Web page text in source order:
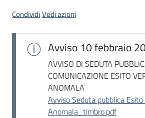
CondividiVedi azioni
Avviso 10 febbraio
AVVISO DI SEDUTA
COMUNICAZIONE ESITO
ANOMALA
Avviso Seduta pubblica
Anomala_timbro.pdf